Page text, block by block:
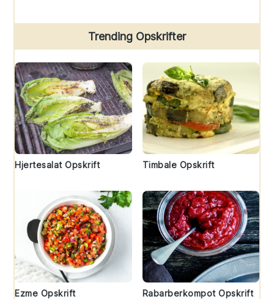
Trending Opskrifter
Hjertesalat Opskrift Timbale Opskrift
Ezme Opskrift Rabarberkompot Opskrift